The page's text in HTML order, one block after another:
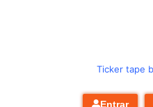
Ticker tape
Entrar